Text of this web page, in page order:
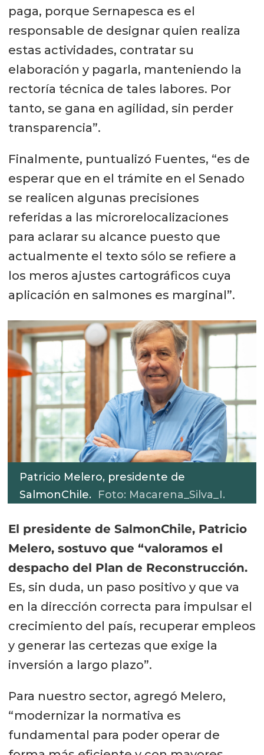
paga, porque Sernapesca es el
responsable de designar quien realiza
estas actividades, contratar su
elaboración y pagarla, manteniendo la
rectoría técnica de tales labores. Por
tanto, se gana en agilidad, sin perder
transparencia”.
Finalmente, puntualizó Fuentes, “es de
esperar que en el trámite en el Senado
se realicen algunas precisiones
referidas a las microrelocalizaciones
para aclarar su alcance puesto que
actualmente el texto sólo se refiere a
los meros ajustes cartográficos cuya
aplicación en salmones es marginal”.
Patricio Melero, presidente de
SalmonChile. Foto: Macarena_Silva_I.
El presidente de SalmonChile, Patricio
Melero, sostuvo que “valoramos el
despacho del Plan de Reconstrucción.
Es, sin duda, un paso positivo y que va
en la dirección correcta para impulsar el
crecimiento del país, recuperar empleos
y generar las certezas que exige la
inversión a largo plazo”.
Para nuestro sector, agregó Melero,
“modernizar la normativa es
fundamental para poder operar de